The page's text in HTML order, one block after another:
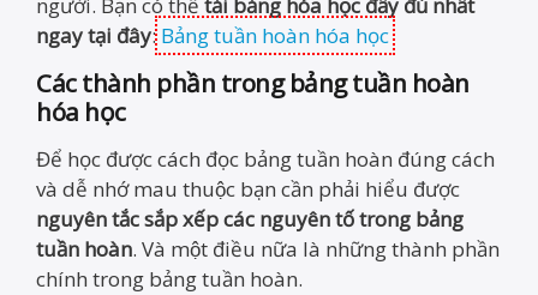
người. Bạn có thể tải bảng hóa học đầy đủ nhất
ngay tại đây:Bảng tuần hoàn hóa học
Các thành phần trong bảng tuần hoàn
hóa học
Để học được cách đọc bảng tuần hoàn đúng cách
và dễ nhớ mau thuộc bạn cần phải hiểu được
nguyên tắc sắp xếp các nguyên tố trong bảng
tuần hoàn. Và một điều nữa là những thành phần
chính trong bảng tuần hoàn.